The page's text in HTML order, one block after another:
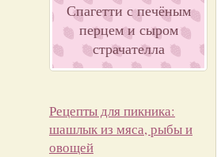
Спагетти с печёным
перцем и сыром
страчателла
Рецепты для пикника:
шашлык из мяса, рыбы и
овощей